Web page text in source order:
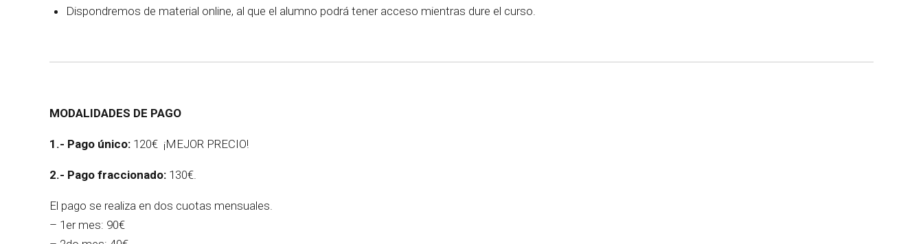
Dispondremos de material online, al que el alumno podrá tener acceso mientras dure el curso.
MODALIDADES DE PAGO
1.- Pago único: 120€ ¡MEJOR PRECIO!
2.- Pago fraccionado: 130€.
El pago se realiza en dos cuotas mensuales.
– 1er mes: 90€